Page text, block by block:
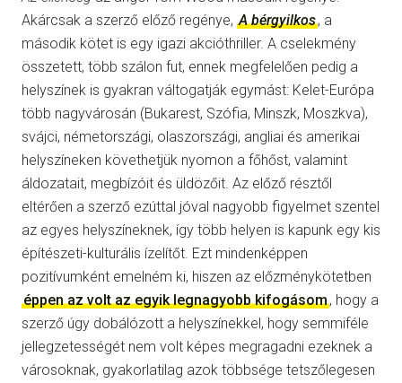
Akárcsak a szerző előző regénye, A bérgyilkos, a
második kötet is egy igazi akcióthriller. A cselekmény
összetett, több szálon fut, ennek megfelelően pedig a
helyszínek is gyakran váltogatják egymást: Kelet-Európa
több nagyvárosán (Bukarest, Szófia, Minszk, Moszkva),
svájci, németországi, olaszországi, angliai és amerikai
helyszíneken követhetjük nyomon a főhőst, valamint
áldozatait, megbízóit és üldözőit. Az előző résztől
eltérően a szerző ezúttal jóval nagyobb figyelmet szentel
az egyes helyszíneknek, így több helyen is kapunk egy kis
építészeti-kulturális ízelítőt. Ezt mindenképpen
pozitívumként emelném ki, hiszen az előzménykötetben
éppen az volt az egyik legnagyobb kifogásom, hogy a
szerző úgy dobálózott a helyszínekkel, hogy semmiféle
jellegzetességét nem volt képes megragadni ezeknek a
városoknak, gyakorlatilag azok többsége tetszőlegesen